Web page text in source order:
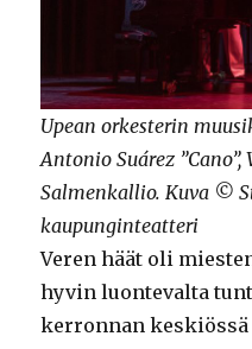
Upean orkesterin
Antonio Suárez
Salmenkallio. Kuva ©
kaupunginteatteri
Veren häät oli
hyvin luontevalta
kerronnan